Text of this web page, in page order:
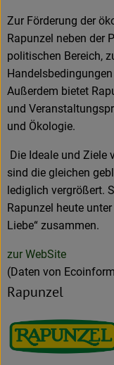
Zur Förderung der
Rapunzel neben der
politischen Bereich,
Außerdem bietet
und
und Ökologie.
Die Ideale und Ziele
sind die gleichen
lediglich vergrößert.
Rapunzel heute
Liebe“ zusammen.
zur WebSite
(Daten von
Rapunzel